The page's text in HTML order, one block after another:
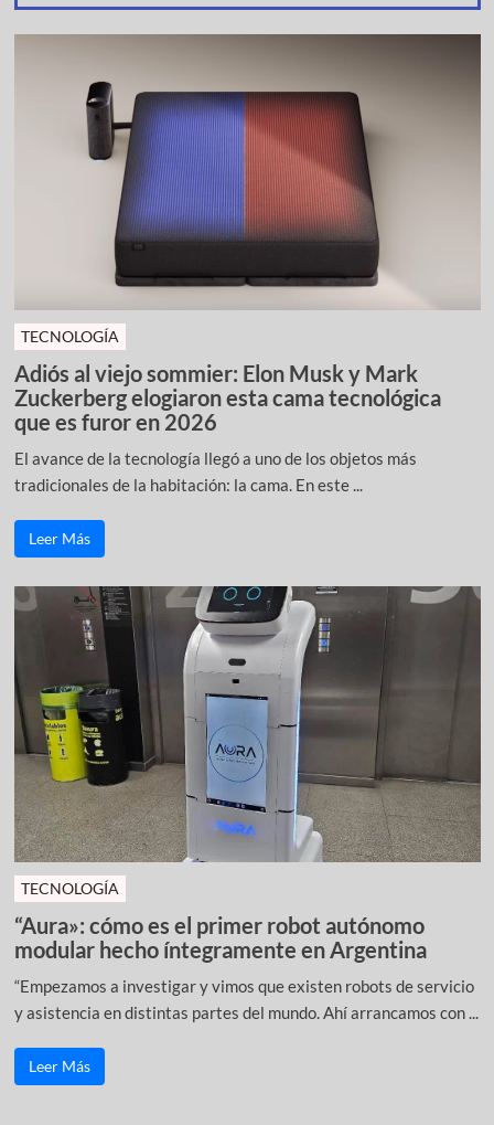
TECNOLOGÍA
Adiós al viejo sommier: Elon Musk y Mark
Zuckerberg elogiaron esta cama tecnológica
que es furor en 2026
El avance de la tecnología llegó a uno de los objetos más
tradicionales de la habitación: la cama. En este ...
Leer Más
TECNOLOGÍA
“Aura»: cómo es el primer robot autónomo
modular hecho íntegramente en Argentina
“Empezamos a investigar y vimos que existen robots de servicio
y asistencia en distintas partes del mundo. Ahí arrancamos con ...
Leer Más